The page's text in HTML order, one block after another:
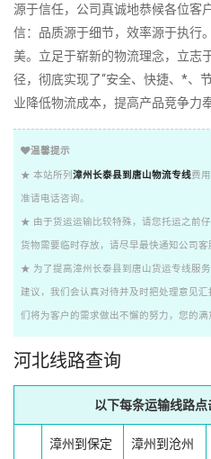
源于信任，公司真诚地恭候各位客
信：品质源于细节，效率源于执行
美。立足于崭新的物流理念，立志
径，彻底实现了“安全、快捷、*、
业降低物流成本，提高产品竞争力
温馨提示
★ 本站所列 漳州长泰县到唐山物流专线费
准请电话咨询。
★ 由于货运运输比较特殊，请您托运之前
货物需要临时存放，请尽早最快通知公司客
★ 为了提高漳州长泰县到唐山货运专线服
建议，我们会认真对待并及时把处理意见
们将为客户的需求做出不懈的努力，您的
河北线路查询
以下每条运输线路
漳州到保定
漳州到沧州